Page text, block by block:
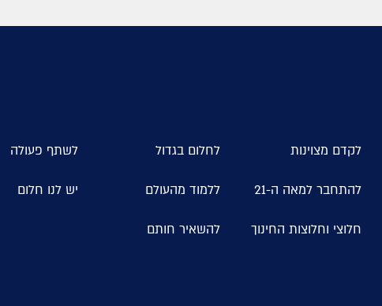
לקדם מצוינות לחלום בגדול לשתף פעולה
להתחבר למאה ה-21 ללמוד מהעולם יש לנו חלום
חלוצי וחלוצות החינוך להשאיר חותם